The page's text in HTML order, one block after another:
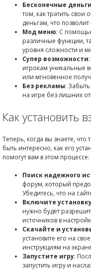
Бесконечные деньги
том, как тратить свои
деньгам, что
Мод меню: С
различные функции,
уровня сложности и
Супер возможности
игрокам уникальные
или мгновенное
Без рекламы:
на игре без лишних
Как установить
Теперь, когда вы знаете,
быть интересно, как его
помогут вам в этом процессе:
Поиск надежного
форум, который
Убедитесь, что на
Включите
нужно будет
источников в
Скачайте и
установите его на
инструкциям на
Запустите игру:
запустить игру и